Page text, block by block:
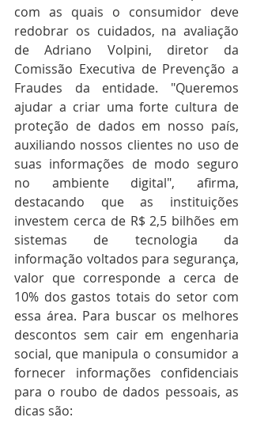
com as quais o consumidor deve
redobrar os cuidados, na avaliação
de Adriano Volpini, diretor da
Comissão Executiva de Prevenção a
Fraudes da entidade. "Queremos
ajudar a criar uma forte cultura de
proteção de dados em nosso país,
auxiliando nossos clientes no uso de
suas informações de modo seguro
no ambiente digital", afirma,
destacando que as instituições
investem cerca de R$ 2,5 bilhões em
sistemas de tecnologia da
informação voltados para segurança,
valor que corresponde a cerca de
10% dos gastos totais do setor com
essa área. Para buscar os melhores
descontos sem cair em engenharia
social, que manipula o consumidor a
fornecer informações confidenciais
para o roubo de dados pessoais, as
dicas são: